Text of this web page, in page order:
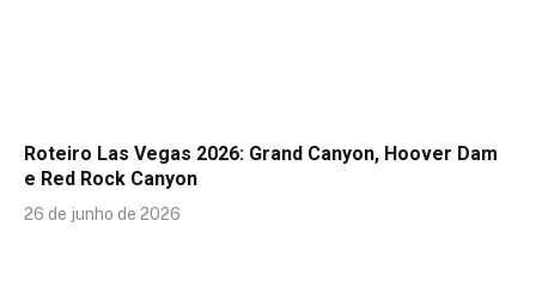
Roteiro Las Vegas 2026: Grand Canyon, Hoover Dam
e Red Rock Canyon
26 de junho de 2026